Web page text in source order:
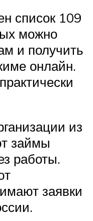
список 109
можно
и получить
онлайн.
из
займы
работы.
заявки